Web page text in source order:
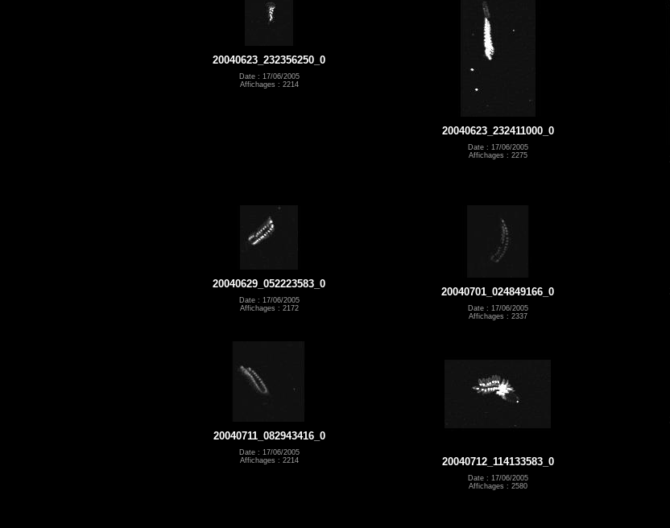
20040623_232356250_0
Date : 17/06/2005
Affichages : 2214
20040623_232411000_0
Date : 17/06/2005
Affichages : 2275
20040629_052223583_0
Date : 17/06/2005
Affichages : 2172
20040701_024849166_0
Date : 17/06/2005
Affichages : 2337
20040711_082943416_0
Date : 17/06/2005
Affichages : 2214
20040712_114133583_0
Date : 17/06/2005
Affichages : 2580